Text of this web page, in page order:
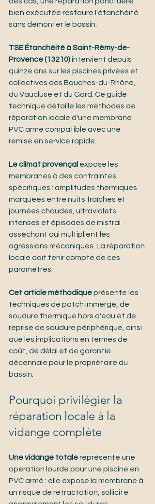
bien exécutée restaure l'étanchéité
sans démonter le bassin.
TSE Étanchéité à Saint-Rémy-de-
Provence (13210) intervient depuis
quinze ans sur les piscines privées et
collectives des Bouches-du-Rhône,
du Vaucluse et du Gard. Ce guide
technique détaille les méthodes de
réparation locale d'une membrane
PVC armé compatible avec une
remise en service rapide.
Le climat provençal expose les
membranes à des contraintes
spécifiques : amplitudes thermiques
marquées entre nuits fraîches et
journées chaudes, ultraviolets
intenses et épisodes de mistral
asséchant qui multiplient les
agressions mécaniques. La réparation
locale doit tenir compte de ces
paramètres.
Cet article méthodique présente les
techniques de patch immergé, de
soudure thermique hors d'eau et de
reprise de soudure périphérique, ainsi
que les implications en termes de
coût, de délai et de garantie
décennale pour le propriétaire du
bassin.
Pourquoi privilégier la
réparation locale à la
vidange complète
Une vidange totale représente une
opération lourde pour une piscine en
PVC armé : elle expose la membrane à
un risque de rétractation, sollicite